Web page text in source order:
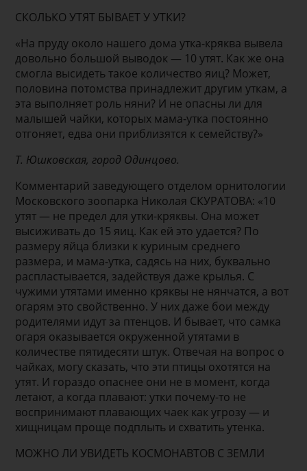
СКОЛЬКО УТЯТ БЫВАЕТ У УТКИ?
«На пруду около нашего дома утка-кряква вывела
довольно большой выводок — 10 утят. Как же она
смогла высидеть такое количество яиц? Может,
половина потомства принадлежит другим уткам, а
эта выполняет роль няни? И не опасны ли для
малышей чайки, которых мама-утка постоянно
отгоняет, едва они приблизятся к семейству?»
Т. Юшковская, город Одинцово.
Комментарий заведующего отделом орнитологии
Московского зоопарка Николая СКУРАТОВА: «10
утят — не предел для утки-кряквы. Она может
высиживать до 15 яиц. Как ей это удается? По
размеру яйца близки к куриным среднего
размера, и мама-утка, садясь на них, буквально
распластывается, задействуя даже крылья. С
чужими утятами именно кряквы не нянчатся, а вот
огарям это свойственно. У них даже бои между
родителями идут за птенцов. И бывает, что самка
огаря оказывается окруженной утятами в
количестве пятидесяти штук. Отвечая на вопрос о
чайках, могу сказать, что эти птицы охотятся на
утят. И гораздо опаснее они не в момент, когда
летают, а когда плавают: утки почему-то не
воспринимают плавающих чаек как угрозу — и
хищницам проще подплыть и схватить утенка.
МОЖНО ЛИ УВИДЕТЬ КОСМОНАВТОВ С ЗЕМЛИ